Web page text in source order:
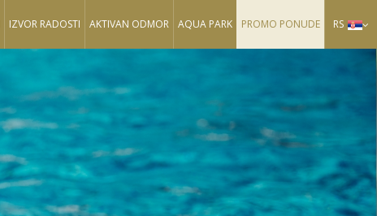
IZVOR RADOSTI AKTIVAN ODMOR AQUA PARK PROMO PONUDE RS